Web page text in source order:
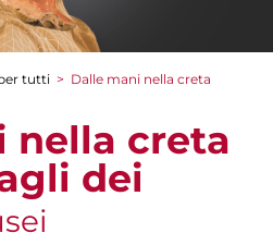
tutti > Dalle mani nella creta
nella creta
dei